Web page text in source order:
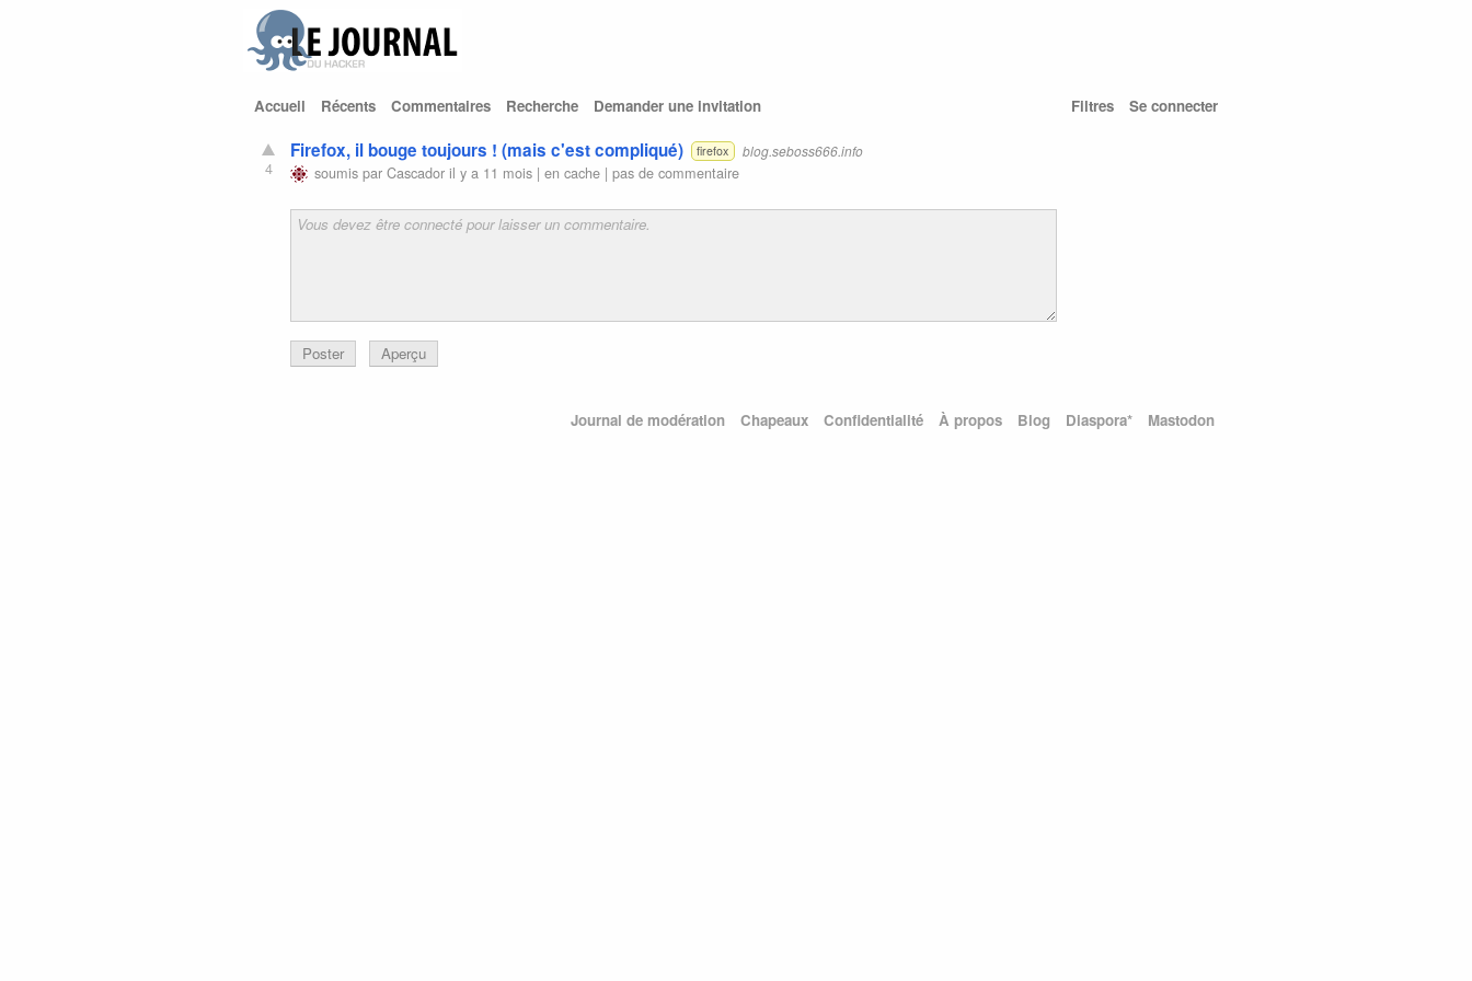
Accueil Récents Commentaires Recherche Demander une invitation Filtres Se connecter
4
Firefox, il bouge toujours ! (mais c'est compliqué) firefox blog.seboss666.info
soumis parCascador il y a 11 mois |en cache |pas de commentaire
Poster Aperçu
Journal de modération Chapeaux Confidentialité À propos Blog Diaspora* Mastodon